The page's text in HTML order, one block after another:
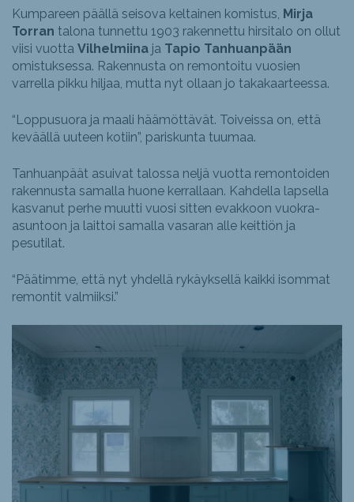
Kumpareen päällä seisova keltainen komistus, Mirja
Torran talona tunnettu 1903 rakennettu hirsitalo on ollut
viisi vuotta Vilhelmiina ja Tapio Tanhuanpään
omistuksessa. Rakennusta on remontoitu vuosien
varrella pikku hiljaa, mutta nyt ollaan jo takakaarteessa.
“Loppusuora ja maali häämöttävät. Toiveissa on, että
keväällä uuteen kotiin”, pariskunta tuumaa.
Tanhuanpäät asuivat talossa neljä vuotta remontoiden
rakennusta samalla huone kerrallaan. Kahdella lapsella
kasvanut perhe muutti vuosi sitten evakkoon vuokra-
asuntoon ja laittoi samalla vasaran alle keittiön ja
pesutilat.
“Päätimme, että nyt yhdellä rykäyksellä kaikki isommat
remontit valmiiksi.”